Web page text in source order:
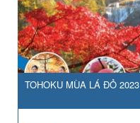
TOHOKU MÙA LÁ ĐỎ 2023